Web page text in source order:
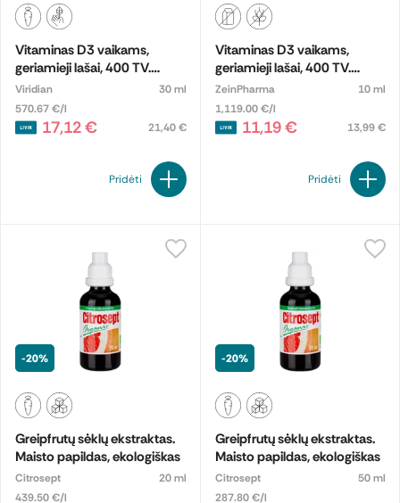
Vitaminas D3 vaikams,
geriamieji lašai, 400 TV.
Maisto papildas
Viridian
30 ml
570.67 €/l
17,12 € 21,40 €
Pridėti
Vitaminas D3 vaikams,
geriamieji lašai, 400 TV.
Maisto papildas
ZeinPharma
10 ml
1,119.00 €/l
11,19 € 13,99 €
Pridėti
-20%
Greipfrutų sėklų ekstraktas.
Maisto papildas, ekologiškas
Citrosept
20 ml
439.50 €/l
-20%
Greipfrutų sėklų ekstraktas.
Maisto papildas, ekologiškas
Citrosept
50 ml
287.80 €/l